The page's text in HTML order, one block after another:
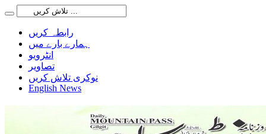
رابطہ کریں
ہمارے بارے میں
انٹرویو
تصاویر
نوکری تلاش کریں
English News